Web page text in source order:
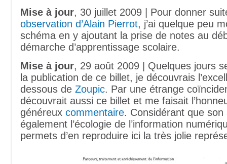
Mise à jour, 30 juillet 2009 | Pour donner
observation d’Alain Pierrot, j’ai quelque peu
schéma en y ajoutant la prise de notes au
démarche d’apprentissage scolaire.
Mise à jour, 29 août 2009 | Quelques jours
la publication de ce billet, je découvrais
dessous de Zoupic. Par une étrange
découvrait aussi ce billet et me faisait
généreux commentaire. Considérant que son
également l’écologie de l’information
permets d’en reproduire ici la très jolie